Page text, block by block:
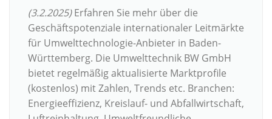
(3.2.2025)Erfahren Sie mehr über die
Geschäftspotenziale internationaler Leitmärkte
für Umwelttechnologie-Anbieter in Baden-
Württemberg. Die Umwelttechnik BW GmbH
bietet regelmäßig aktualisierte Marktprofile
(kostenlos) mit Zahlen, Trends etc. Branchen:
Energieeffizienz, Kreislauf- und Abfallwirtschaft,